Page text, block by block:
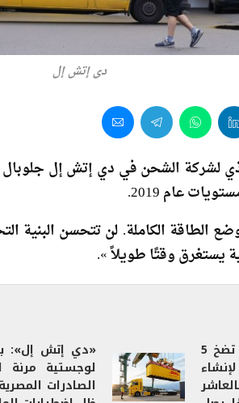
دي إتش إل
لشركة الشحن في دي إتش إل جلوبال
الطاقة الكاملة. لن تتحسن البنية
يستغرق وقتًا طويلاً ».
يصل
لوجستية مرنة
الصادرات
ظل اضطرابات